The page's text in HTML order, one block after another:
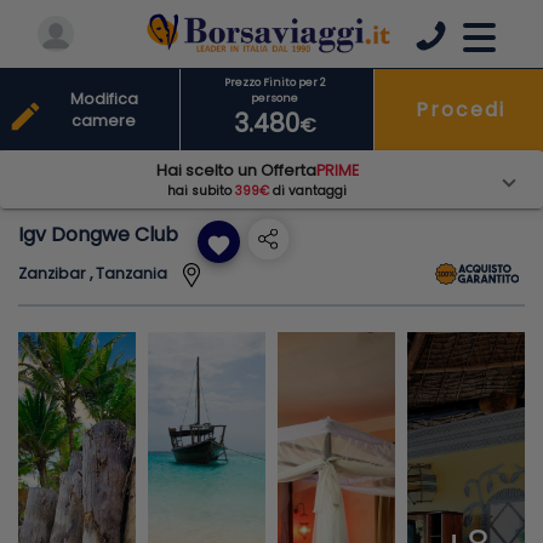
Igv Dongwe Club favorite
Zanzibar , Tanzania
Prezzo Finito per 2
persone
3.480€
Procedi
edit
Modifica
camere
Hai scelto un OffertaPRIME
hai subito399€ di vantaggi